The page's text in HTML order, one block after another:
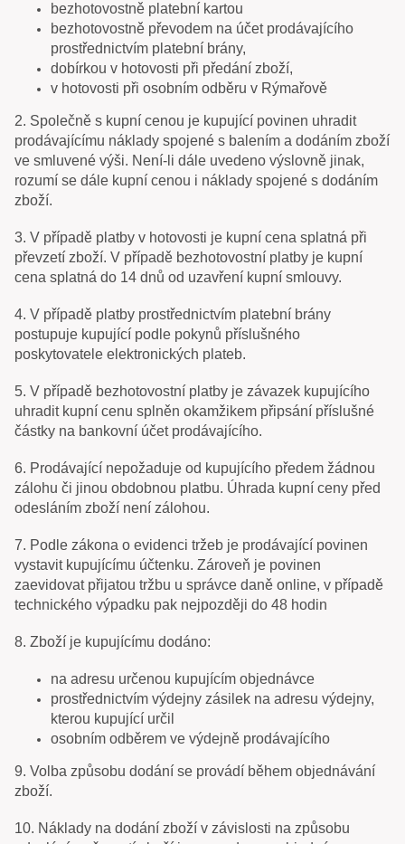
bezhotovostně platební kartou
bezhotovostně převodem na účet prodávajícího
prostřednictvím platební brány,
dobírkou v hotovosti při předání zboží,
v hotovosti při osobním odběru v Rýmařově
2. Společně s kupní cenou je kupující povinen uhradit
prodávajícímu náklady spojené s balením a dodáním zboží
ve smluvené výši. Není-li dále uvedeno výslovně jinak,
rozumí se dále kupní cenou i náklady spojené s dodáním
zboží.
3. V případě platby v hotovosti je kupní cena splatná při
převzetí zboží. V případě bezhotovostní platby je kupní
cena splatná do 14 dnů od uzavření kupní smlouvy.
4. V případě platby prostřednictvím platební brány
postupuje kupující podle pokynů příslušného
poskytovatele elektronických plateb.
5. V případě bezhotovostní platby je závazek kupujícího
uhradit kupní cenu splněn okamžikem připsání příslušné
částky na bankovní účet prodávajícího.
6. Prodávající nepožaduje od kupujícího předem žádnou
zálohu či jinou obdobnou platbu. Úhrada kupní ceny před
odesláním zboží není zálohou.
7. Podle zákona o evidenci tržeb je prodávající povinen
vystavit kupujícímu účtenku. Zároveň je povinen
zaevidovat přijatou tržbu u správce daně online, v případě
technického výpadku pak nejpozději do 48 hodin
8. Zboží je kupujícímu dodáno:
na adresu určenou kupujícím objednávce
prostřednictvím výdejny zásilek na adresu výdejny,
kterou kupující určil
osobním odběrem ve výdejně prodávajícího
9. Volba způsobu dodání se provádí během objednávání
zboží.
10. Náklady na dodání zboží v závislosti na způsobu